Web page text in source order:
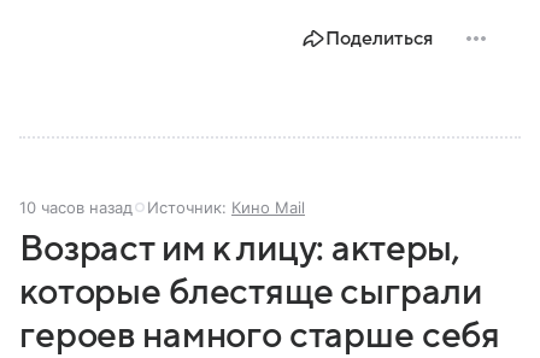
Поделиться
10 часов назад Источник: Кино Mail
Возраст им к лицу: актеры,
которые блестяще сыграли
героев намного старше себя